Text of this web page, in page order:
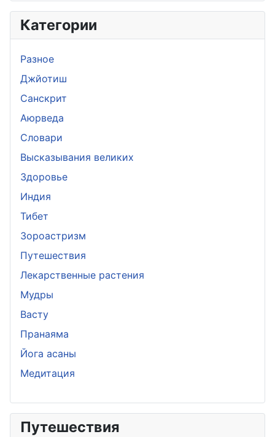
Категории
Разное
Джйотиш
Санскрит
Аюрведа
Словари
Высказывания великих
Здоровье
Индия
Тибет
Зороастризм
Путешествия
Лекарственные растения
Мудры
Васту
Пранаяма
Йога асаны
Медитация
Путешествия